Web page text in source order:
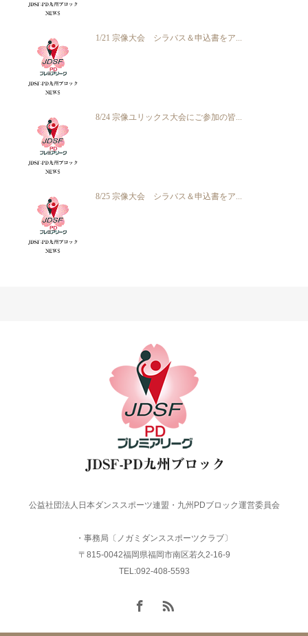
1/21 宗像大会 シラバス＆申込書をア...
8/24 宗像ユリックス大会にご参加の皆...
8/25 宗像大会 シラバス＆申込書をア...
公益社団法人日本ダンススポーツ連盟・九州PDブロック運営委員会
・事務局〔ノガミダンススポーツクラブ〕
〒815-0042福岡県福岡市南区若久2-16-9
TEL:092-408-5593